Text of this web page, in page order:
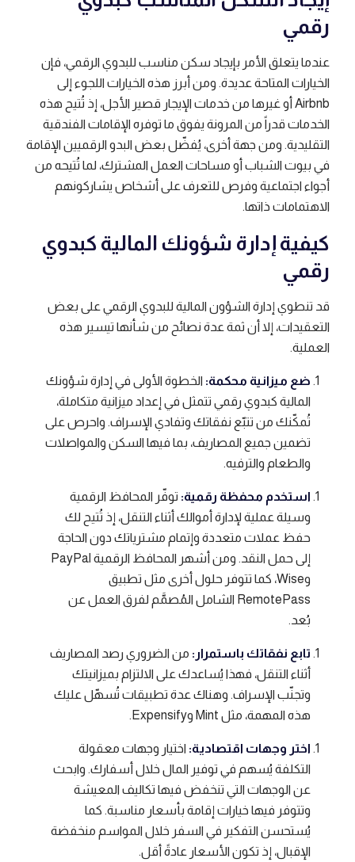
رقمي
عندما يتعلق الأمر بإيجاد سكن مناسب للبدوي الرقمي، فإن
الخيارات المتاحة عديدة. ومن أبرز هذه الخيارات اللجوء إلى
Airbnb أو غيرها من خدمات الإيجار قصير الأجل، إذ تُتيح هذه
الخدمات قدراً من المرونة يفوق ما توفره الإقامات الفندقية
التقليدية. ومن جهة أخرى، يُفضّل بعض البدو الرقميين الإقامة
في بيوت الشباب أو مساحات العمل المشترك، لما تُتيحه من
أجواء اجتماعية وفرص للتعرف على أشخاص يشاركونهم
الاهتمامات ذاتها.
كيفية إدارة شؤونك المالية كبدوي
رقمي
قد تنطوي إدارة الشؤون المالية للبدوي الرقمي على بعض
التعقيدات، إلا أن ثمة عدة نصائح من شأنها تيسير هذه
العملية.
ضع ميزانية محكمة: الخطوة الأولى في إدارة شؤونك
المالية كبدوي رقمي تتمثل في إعداد ميزانية متكاملة،
تُمكّنك من تتبّع نفقاتك وتفادي الإسراف. واحرص على
تضمين جميع المصاريف، بما فيها السكن والمواصلات
والطعام والترفيه.
استخدم محفظة رقمية: توفّر المحافظ الرقمية
وسيلة عملية لإدارة أموالك أثناء التنقل، إذ تُتيح لك
حفظ عملات متعددة وإتمام مشترياتك دون الحاجة
إلى حمل النقد. ومن أشهر المحافظ الرقمية PayPal
وWise، كما تتوفر حلول أخرى مثل تطبيق
RemotePass الشامل المُصمَّم لفرق العمل عن
بُعد.
تابع نفقاتك باستمرار: من الضروري رصد المصاريف
أثناء التنقل، فهذا يُساعدك على الالتزام بميزانيتك
وتجنّب الإسراف. وهناك عدة تطبيقات تُسهّل عليك
هذه المهمة، مثل Mint وExpensify.
اختر وجهات اقتصادية: اختيار وجهات معقولة
التكلفة يُسهم في توفير المال خلال أسفارك. وابحث
عن الوجهات التي تنخفض فيها تكاليف المعيشة
وتتوفر فيها خيارات إقامة بأسعار مناسبة. كما
يُستحسن التفكير في السفر خلال المواسم منخفضة
الإقبال، إذ تكون الأسعار عادةً أقل.